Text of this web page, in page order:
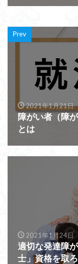
Prev
2021年1月21日
障がい者（障
とは
2021年1月24日
適切な発達障
士」資格を取